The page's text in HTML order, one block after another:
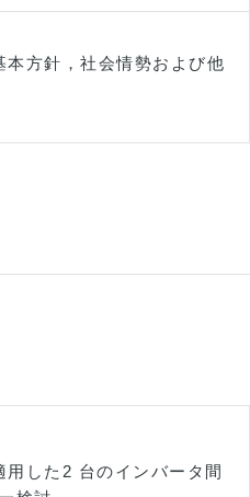
方針，社会情勢および他
した2 台のインバータ間